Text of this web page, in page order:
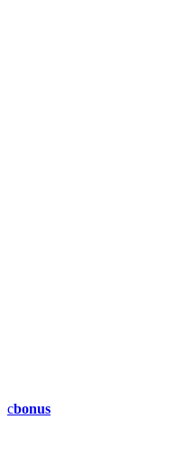
cbonus